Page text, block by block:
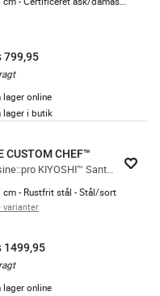
799,95
lager online
lager i butik
CUSTOM CHEF™
Cuisine::pro KIYOSHI™ Santokukniv
cm - Rustfrit stål - Stål/sort
varianter
1499,95
lager online